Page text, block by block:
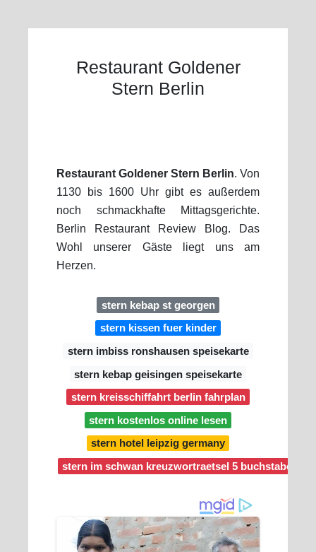
Restaurant Goldener
Stern Berlin
Restaurant Goldener Stern Berlin. Von
1130 bis 1600 Uhr gibt es außerdem
noch schmackhafte Mittagsgerichte.
Berlin Restaurant Review Blog. Das
Wohl unserer Gäste liegt uns am
Herzen.
stern kebap st georgen
stern kissen fuer kinder
stern imbiss ronshausen speisekarte
stern kebap geisingen speisekarte
stern kreisschiffahrt berlin fahrplan
stern kostenlos online lesen
stern hotel leipzig germany
stern im schwan kreuzwortraetsel 5 buchstaben